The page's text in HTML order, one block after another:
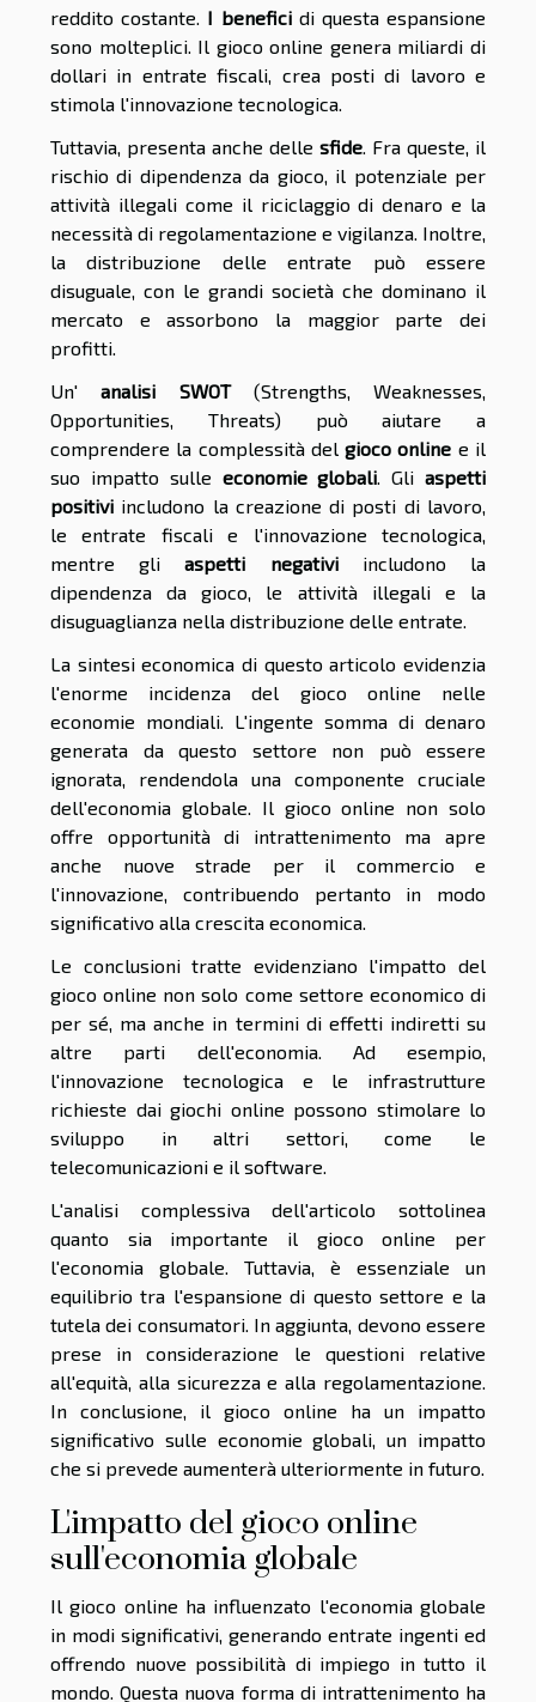
reddito costante. I beneficidi questa espansione
sono molteplici. Il gioco online genera miliardi di
dollari in entrate fiscali, crea posti di lavoro e
stimola l'innovazione tecnologica.
Tuttavia, presenta anche delle sfide . Fra queste, il
rischio di dipendenza da gioco, il potenziale per
attività illegali come il riciclaggio di denaro e la
necessità di regolamentazione e vigilanza. Inoltre,
la distribuzione delle entrate può essere
disuguale, con le grandi società che dominano il
mercato e assorbono la maggior parte dei
profitti.
Un'analisi SWOT(Strengths, Weaknesses,
Opportunities, Threats) può aiutare a
comprendere la complessità delgioco online e il
suo impatto sulle economie globali . Gliaspetti
positivi includono la creazione di posti di lavoro,
le entrate fiscali e l'innovazione tecnologica,
mentre gliaspetti negativiincludono la
dipendenza da gioco, le attività illegali e la
disuguaglianza nella distribuzione delle entrate.
La sintesi economica di questo articolo evidenzia
l'enorme incidenza del gioco online nelle
economie mondiali. L'ingente somma di denaro
generata da questo settore non può essere
ignorata, rendendola una componente cruciale
dell'economia globale. Il gioco online non solo
offre opportunità di intrattenimento ma apre
anche nuove strade per il commercio e
l'innovazione, contribuendo pertanto in modo
significativo alla crescita economica.
Le conclusioni tratte evidenziano l'impatto del
gioco online non solo come settore economico di
per sé, ma anche in termini di effetti indiretti su
altre parti dell'economia. Ad esempio,
l'innovazione tecnologica e le infrastrutture
richieste dai giochi online possono stimolare lo
sviluppo in altri settori, come le
telecomunicazioni e il software.
L'analisi complessiva dell'articolo sottolinea
quanto sia importante il gioco online per
l'economia globale. Tuttavia, è essenziale un
equilibrio tra l'espansione di questo settore e la
tutela dei consumatori. In aggiunta, devono essere
prese in considerazione le questioni relative
all'equità, alla sicurezza e alla regolamentazione.
In conclusione, il gioco online ha un impatto
significativo sulle economie globali, un impatto
che si prevede aumenterà ulteriormente in futuro.
L'impatto del gioco online
sull'economia globale
Il gioco online ha influenzato l'economia globale
in modi significativi, generando entrate ingenti ed
offrendo nuove possibilità di impiego in tutto il
mondo. Questa nuova forma di intrattenimento ha